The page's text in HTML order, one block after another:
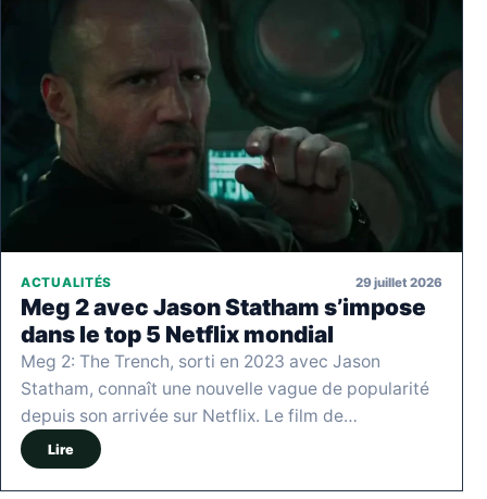
ACTUALITÉS 29 juillet 2026
Meg 2 avec Jason Statham s’impose
dans le top 5 Netflix mondial
Meg 2: The Trench, sorti en 2023 avec Jason
Statham, connaît une nouvelle vague de popularité
depuis son arrivée sur Netflix. Le film de…
Lire